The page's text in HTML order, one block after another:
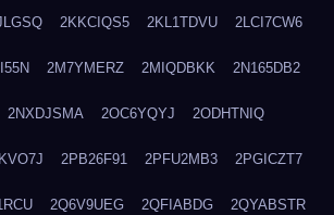
2KKCIQS5 2KL1TDVU 2LCI7CW6
2M7YMERZ 2MIQDBKK 2N165DB2
2NXDJSMA 2OC6YQYJ 2ODHTNIQ
2PB26F91 2PFU2MB3 2PGICZT7
2Q6V9UEG 2QFIABDG 2QYABSTR